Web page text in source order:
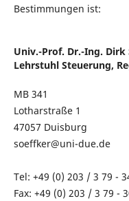
Bestimmungen ist:
Univ.-Prof. Dr.-Ing. Dirk
Lehrstuhl Steuerung,
MB 341
Lotharstraße 1
47057 Duisburg
soeffker@uni-due.de
Tel: +49 (0) 203 / 3 79 -
Fax: +49 (0) 203 / 3 79 -